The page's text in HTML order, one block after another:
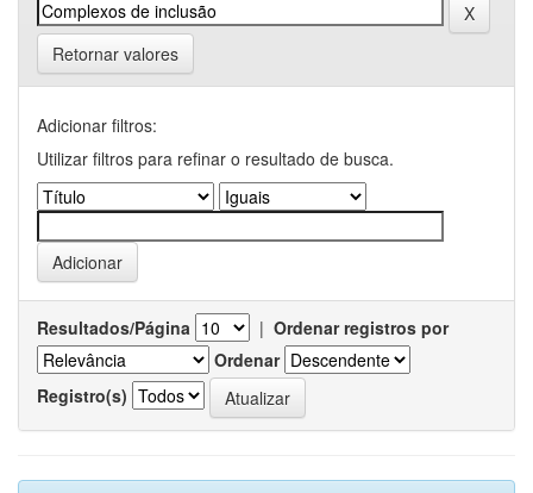
Retornar valores
Adicionar filtros:
Utilizar filtros para refinar o resultado de busca.
Resultados/Página | Ordenar registros por
Ordenar
Registro(s)